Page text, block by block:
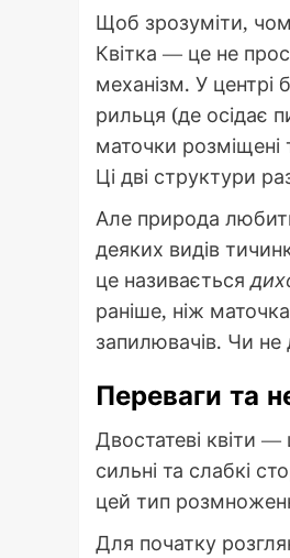
Щоб зрозуміти,
Квітка — це не
механізм. У центрі
рильця (де осідає
маточки
Ці дві структури
Але природа любить
деяких видів
це називається
раніше, ніж
запилювачів. Чи не
Переваги та
Двостатеві квіти
сильні та слабкі
цей тип
Для початку